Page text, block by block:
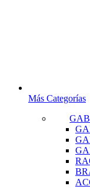
Más Categorías